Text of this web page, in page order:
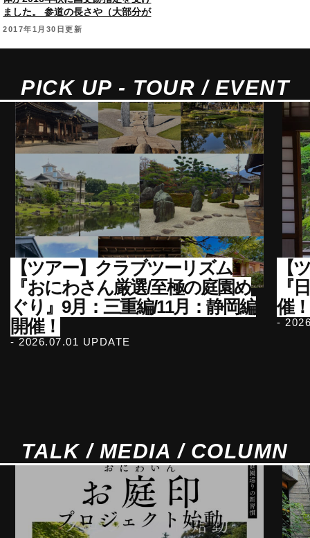
ました。 参道の長さや（大部分が
消失したけど面影が残る）宿坊の
神々しさを身をもって感じられま
2017年1月30日更新
PICK UP - TOUR / EVENT
【ツアー】クラブツーリズム
『おにわさん厳選/至極の庭園め
ぐり』9月：三重編/11月：静岡編
開催！
- 2026.07.01 UPDATE
【
『
催
-
TALK / MEDIA / COLUMN